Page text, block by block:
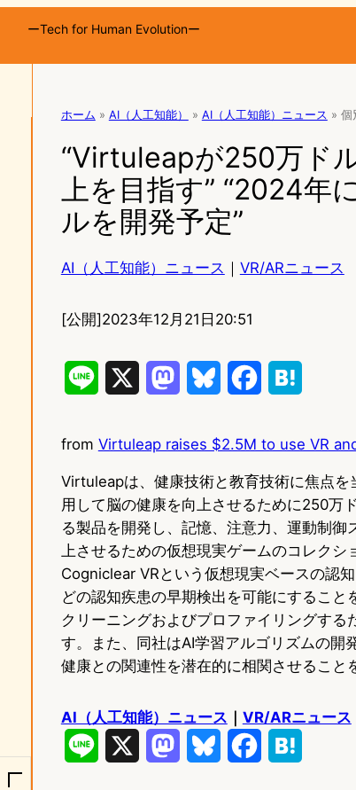
ーTech for Human Evolutionー
ホーム » AI（人工知能） » AI（人工知能）ニュース » 個
“Virtuleapが250万ド
上を目指す” “2024年
ルを開発予定”
AI（人工知能）ニュース ｜ VR/ARニュース
[公開]2023年12月21日20:51
n
e
s
t
o
d
o
n
u
e
s
k
y
c
e
b
o
o
k
t
e
n
a
from Virtuleap raises $2.5M to use VR
Virtuleapは、健康技術と教育技術に焦点
用して脳の健康を向上させるために250万
る製品を開発し、記憶、注意力、運動制
上させるための仮想現実ゲームのコレク
Cogniclear VRという仮想現実ベースの認
どの認知疾患の早期検出を可能にするこ
クリーニングおよびプロファイリングす
す。また、同社はAI学習アルゴリズムの開
健康との関連性を潜在的に相関させること
AI（人工知能）ニュース ｜ VR/ARニュース